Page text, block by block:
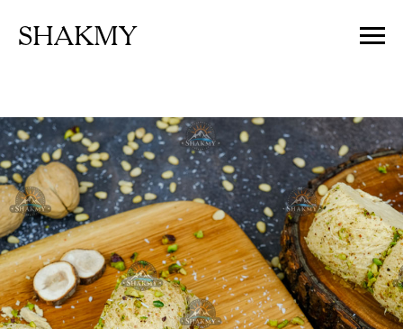
SHAKMY